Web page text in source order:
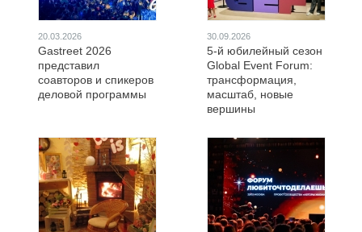
20.03.2026
Gastreet 2026
представил
соавторов и спикеров
деловой программы
30.09.2026
5-й юбилейный сезон
Global Event Forum:
трансформация,
масштаб, новые
вершины